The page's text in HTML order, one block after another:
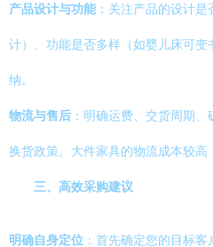
产品设计与功能 ：关注产品的设计
计）、功能是否多样（如婴儿床可
纳。
物流与售后 ：明确运费、交货周期
换货政策。大件家具的物流成本较高
三、高效采购建议
明确自身定位 ：首先确定您的目标